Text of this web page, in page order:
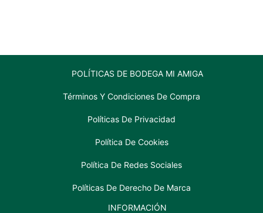
POLÍTICAS DE BODEGA MI AMIGA
Términos Y Condiciones De Compra
Políticas De Privacidad
Política De Cookies
Política De Redes Sociales
Políticas De Derecho De Marca
INFORMACIÓN